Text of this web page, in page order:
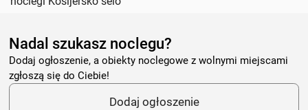
Nadal szukasz noclegu?
Dodaj ogłoszenie, a obiekty noclegowe z wolnymi miejscami
zgłoszą się do Ciebie!
Dodaj ogłoszenie